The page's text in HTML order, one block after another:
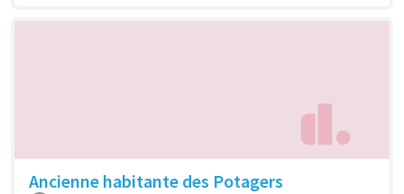
Ancienne habitante des Potagers